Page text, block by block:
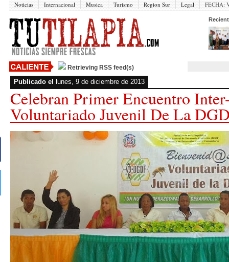
Noticias Internacional Musica Turismo Region Sur Legal FECHA:
Retrieving RSS feed(s)
Publicado el lunes, 9 de diciembre de 2013
Celebran Primer Encuentro
Voluntariado Juvenil De La